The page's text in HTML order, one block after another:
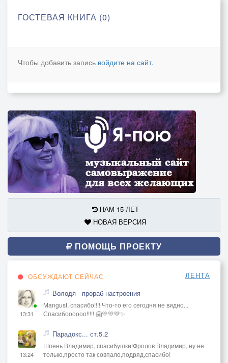
ГОСТЕВАЯ КНИГА (0)
Чтобы добавить запись войдите на сайт.
НАМ 15 ЛЕТ
НОВАЯ ВЕРСИЯ
ПОМОЩЬ ПРОЕКТУ
ОБСУЖДАЮТ СЕЙЧАС ЛЕНТА
13:31
Володя - прораб настроения
Mangust, спасибо!!!! Что-то его сегодня не видно...
Спасибоооооо!!!!! 🤗💛💛💛✨
13:24
Парадокс... ст.5.2
Шпень Владимир, спасибушки!Фролов Владимир, ну не
только,просто так совпало,подряд,спасибо!